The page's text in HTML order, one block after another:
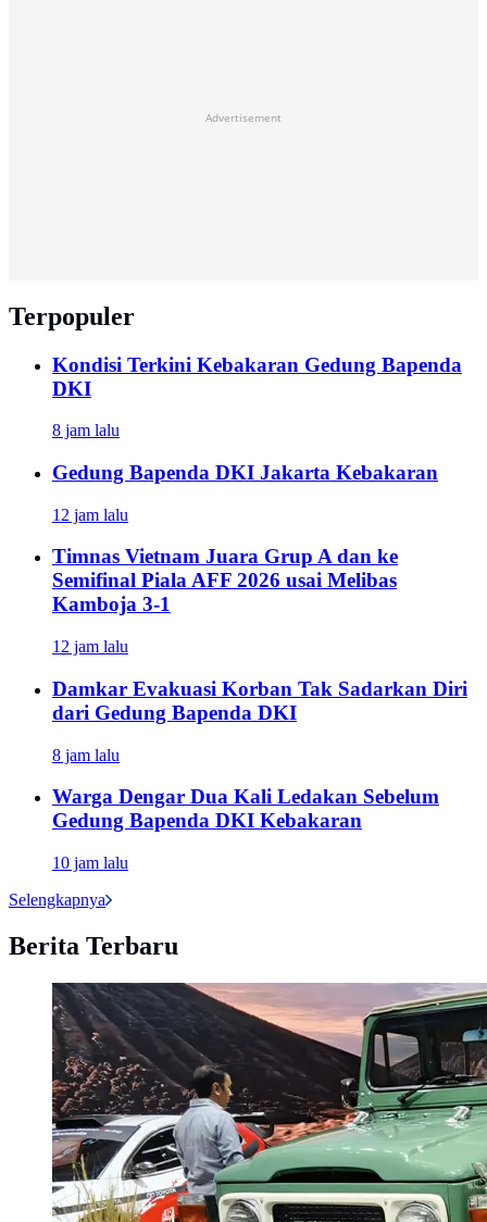
Advertisement
Terpopuler
Kondisi Terkini Kebakaran Gedung Bapenda
DKI
8 jam lalu
Gedung Bapenda DKI Jakarta Kebakaran
12 jam lalu
Timnas Vietnam Juara Grup A dan ke
Semifinal Piala AFF 2026 usai Melibas
Kamboja 3-1
12 jam lalu
Damkar Evakuasi Korban Tak Sadarkan Diri
dari Gedung Bapenda DKI
8 jam lalu
Warga Dengar Dua Kali Ledakan Sebelum
Gedung Bapenda DKI Kebakaran
10 jam lalu
Selengkapnya
Berita Terbaru